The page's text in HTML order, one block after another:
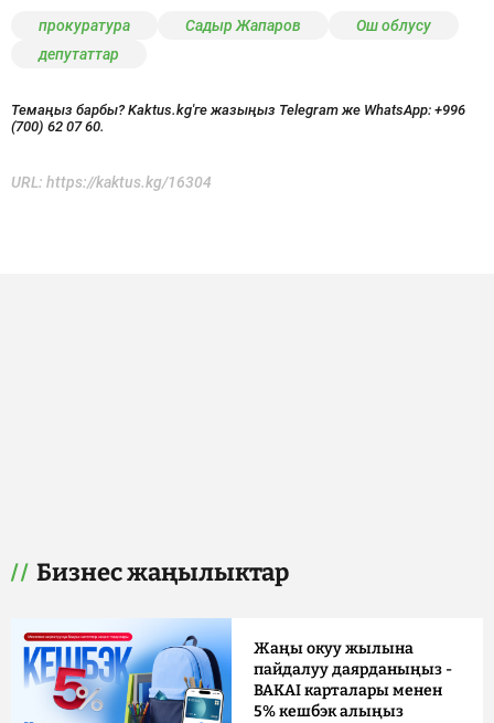
прокуратура Садыр Жапаров
Ош облусу
депутаттар
Темаңыз барбы? Kaktus.kg'ге жазыңыз Telegram же WhatsApp: +996
(700) 62 07 60.
URL: https://kaktus.kg/16304
Бизнес жаңылыктар
Жаңы окуу жылына
пайдалуу даярданыңыз -
BAKAI карталары менен
5% кешбэк алыңыз